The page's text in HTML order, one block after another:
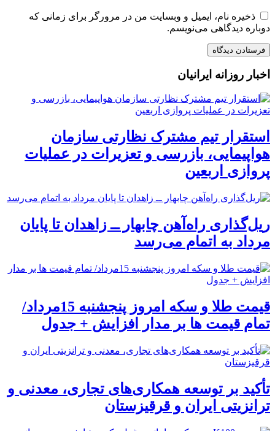
ذخیره نام، ایمیل و وبسایت من در مرورگر برای زمانی که
دوباره دیدگاهی می‌نویسم.
اخبار روزانه ایرانیان
استقرار تیم مشترک نظارتی سازمان
هواپیمایی، بازرسی و تعزیرات در عملیات
پروازی اربعین
ریل‌گذاری راه‌آهن چابهار ــ زاهدان تا پایان
مرداد به اتمام می‌رسد
قیمت طلا و سکه امروز پنجشنبه 15مرداد/
تمام قیمت ها بر مدار افزایش + جدول
تأکید بر توسعه همکاری‌های تجاری، معدنی و
ترانزیتی ایران و قرقیزستان